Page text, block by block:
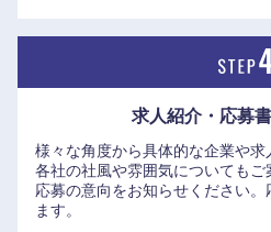
求人紹介・応募
様々な角度から具体的な企業や求
各社の社風や雰囲気についてもご
応募の意向をお知らせください
ます。